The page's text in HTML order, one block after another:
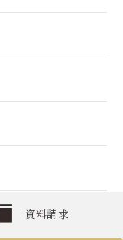
資料請求